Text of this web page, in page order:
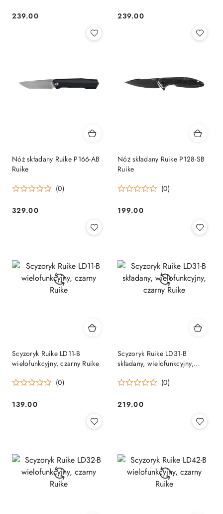
Cena:
239.00 Cena:
239.00
Nóż składany Ruike P166-AB
Ruike
(0)
Cena:
329.00
Nóż składany Ruike P128-SB
Ruike
(0)
Cena:
199.00
Scyzoryk Ruike LD11-B
wielofunkcyjny, czarny Ruike
(0)
Cena:
139.00
Scyzoryk Ruike LD31-B
składany, wielofunkcyjny,
(0)
Cena:
219.00